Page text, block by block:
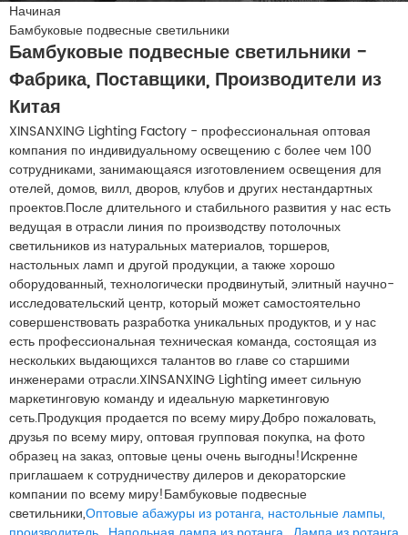
Начиная
Бамбуковые подвесные светильники
Бамбуковые подвесные светильники -
Фабрика, Поставщики, Производители из
Китая
XINSANXING Lighting Factory - профессиональная оптовая
компания по индивидуальному освещению с более чем 100
сотрудниками, занимающаяся изготовлением освещения для
отелей, домов, вилл, дворов, клубов и других нестандартных
проектов.После длительного и стабильного развития у нас есть
ведущая в отрасли линия по производству потолочных
светильников из натуральных материалов, торшеров,
настольных ламп и другой продукции, а также хорошо
оборудованный, технологически продвинутый, элитный научно-
исследовательский центр, который может самостоятельно
совершенствовать разработка уникальных продуктов, и у нас
есть профессиональная техническая команда, состоящая из
нескольких выдающихся талантов во главе со старшими
инженерами отрасли.XINSANXING Lighting имеет сильную
маркетинговую команду и идеальную маркетинговую
сеть.Продукция продается по всему миру.Добро пожаловать,
друзья по всему миру, оптовая групповая покупка, на фото
образец на заказ, оптовые цены очень выгодны!Искренне
приглашаем к сотрудничеству дилеров и декораторские
компании по всему миру!Бамбуковые подвесные
светильники,Оптовые абажуры из ротанга, настольные лампы,